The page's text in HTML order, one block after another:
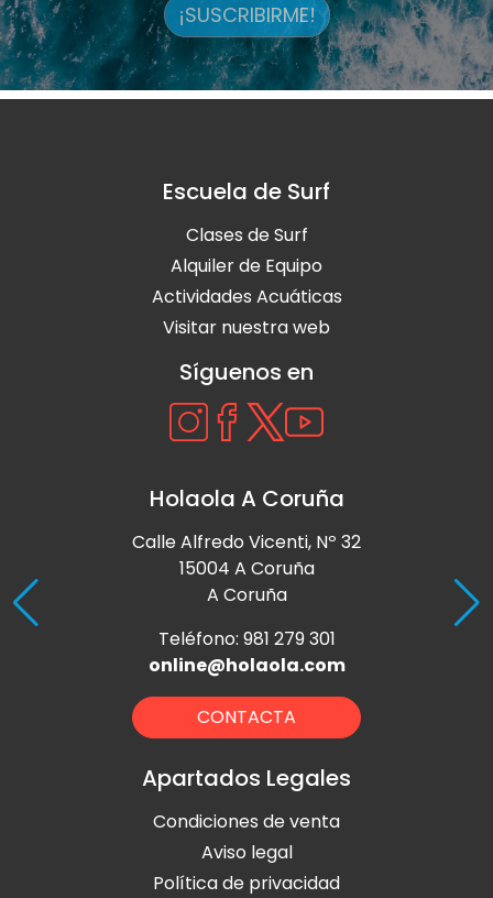
¡SUSCRIBIRME!
Escuela de Surf
Clases de Surf
Alquiler de Equipo
Actividades Acuáticas
Visitar nuestra web
Síguenos en
Holaola A Coruña
Calle Alfredo Vicenti, Nº 32
15004 A Coruña
A Coruña
Teléfono: 981 279 301
online@holaola.com
CONTACTA
Apartados Legales
Condiciones de venta
Aviso legal
Política de privacidad